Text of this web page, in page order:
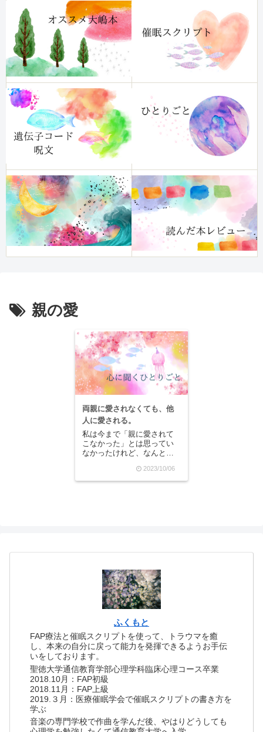
親の愛
両親に愛されなくても、他
人に愛される。
私は今まで「親に愛されて
こなかった」とは思ってい
なかったけれど、なんとな
分」を知っていました。だ
から、ことあるごとに両親
2023/10/06
ふくもと
FAP療法と催眠スクリプトを使って、トラウマを癒
し、本来の自分に戻って能力を発揮できるようお手伝
いをしております。
聖徳大学通信教育学部心理学科臨床心理コース卒業
2018.10月：FAP初級
2018.11月：FAP上級
2019.３月：医療催眠学会で催眠スクリプトの書き方を
学ぶ
音楽の専門学校で作曲を学んだ後、やはりどうしても